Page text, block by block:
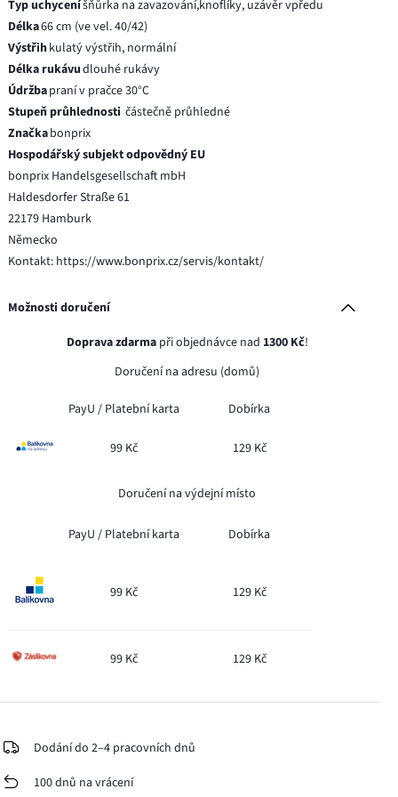
Typ uchyceníšňůrka na zavazování,knoflíky, uzávěr vpředu
Délka66 cm (ve vel. 40/42)
Výstřihkulatý výstřih, normální
Délka rukávudlouhé rukávy
Údržbapraní v pračce 30°C
Stupeň průhlednosti částečně průhledné
Značkabonprix
Hospodářský subjekt odpovědný EU
bonprix Handelsgesellschaft mbH
Haldesdorfer Straße 61
22179 Hamburk
Německo
Kontakt: https://www.bonprix.cz/servis/kontakt/
Možnosti doručení
Doprava zdarmapři objednávce nad 1300 Kč!
Doručení na adresu (domů)
PayU / Platební karta Dobírka
99 Kč 129 Kč
Doručení na výdejní místo
PayU / Platební karta Dobírka
99 Kč 129 Kč
99 Kč 129 Kč
Dodání do 2–4 pracovních dnů
100 dnů na vrácení